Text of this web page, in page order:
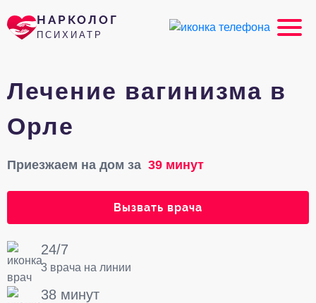
НАРКОЛОГ
ПСИХИАТР
Лечение вагинизма в
Орле
Приезжаем на дом за 39 минут
Вызвать врача
24/7
3 врача на линии
38 минут